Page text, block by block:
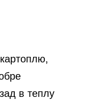
в теплу